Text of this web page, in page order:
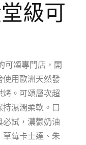
級可
可頌專門店，開
用歐洲天然發
烤。可頌層次超
濕潤柔軟。口
試，濃鬱奶油
草莓卡士達、朱